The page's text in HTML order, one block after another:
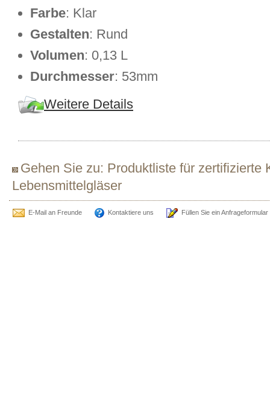
Farbe: Klar
Gestalten: Rund
Volumen: 0,13 L
Durchmesser: 53mm
Weitere Details
Gehen Sie zu: Produktliste für zertifizierte
Lebensmittelgläser
E-Mail an Freunde Kontaktiere uns Füllen Sie ein Anfrageformular